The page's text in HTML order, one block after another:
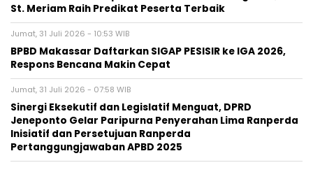
St. Meriam Raih Predikat Peserta Terbaik
Jumat, 31 Juli 2026 - 10:53 WIB
BPBD Makassar Daftarkan SIGAP PESISIR ke IGA 2026,
Respons Bencana Makin Cepat
Jumat, 31 Juli 2026 - 07:58 WIB
Sinergi Eksekutif dan Legislatif Menguat, DPRD
Jeneponto Gelar Paripurna Penyerahan Lima Ranperda
Inisiatif dan Persetujuan Ranperda
Pertanggungjawaban APBD 2025